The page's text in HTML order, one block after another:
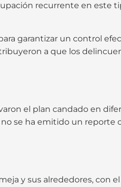
recurrente en este
garantizar un control
a que los
el plan candado en
se ha emitido un reporte
y sus alrededores, con